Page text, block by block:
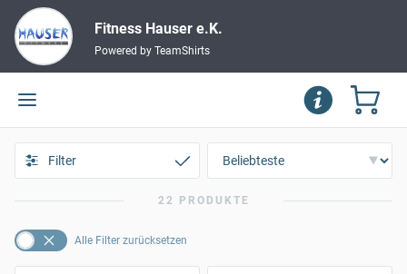
Fitness Hauser e.K.
Powered by TeamShirts
Filter
22 PRODUKTE
Alle Filter zurücksetzen